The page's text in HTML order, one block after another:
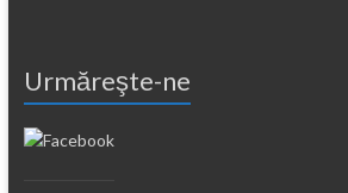
Urmăreşte-ne